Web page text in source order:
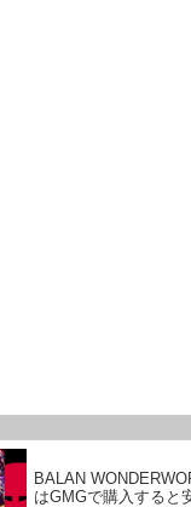
BALAN
はGMGで購入すると